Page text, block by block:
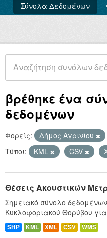
Σύνολα Δεδομένων
βρέθηκε ένα
δεδομένων
Φορείς: Δήμος Αγρινίου
Τύποι:
KML CSV
Θέσεις Ακουστικών
Σημειακό σύνολο
Κυκλοφοριακού Θορύβου για
SHP KML XML CSV WMS